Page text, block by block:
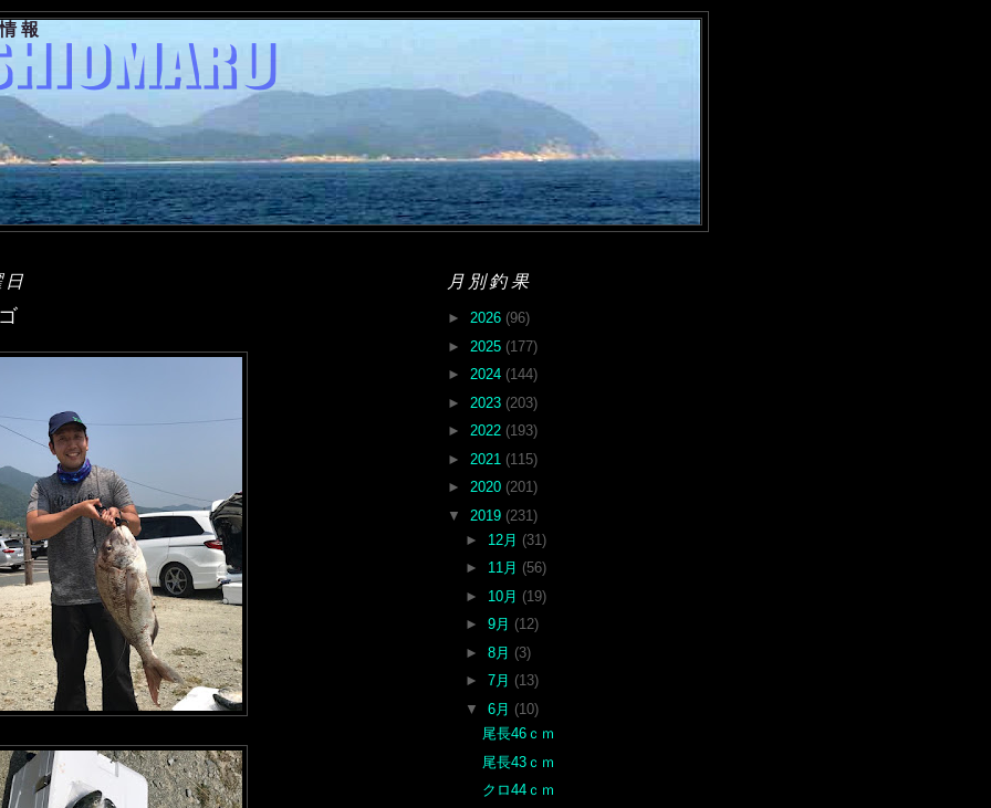
報
月別釣果
► 2026 (96)
► 2025 (177)
► 2024 (144)
► 2023 (203)
► 2022 (193)
► 2021 (115)
► 2020 (201)
▼ 2019 (231)
► 12月 (31)
► 11月 (56)
► 10月 (19)
► 9月 (12)
► 8月 (3)
► 7月 (13)
▼ 6月 (10)
尾長46ｃｍ
尾長43ｃｍ
クロ44ｃｍ